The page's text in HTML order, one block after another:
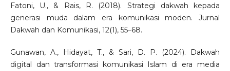
Fatoni, U., & Rais, R. (2018). Strategi dakwah kepada
generasi muda dalam era komunikasi moden. Jurnal
Dakwah dan Komunikasi, 12(1), 55–68.
Gunawan, A., Hidayat, T., & Sari, D. P. (2024). Dakwah
digital dan transformasi komunikasi Islam di era media